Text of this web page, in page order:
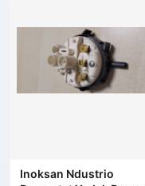
Inoksan Ndustrio